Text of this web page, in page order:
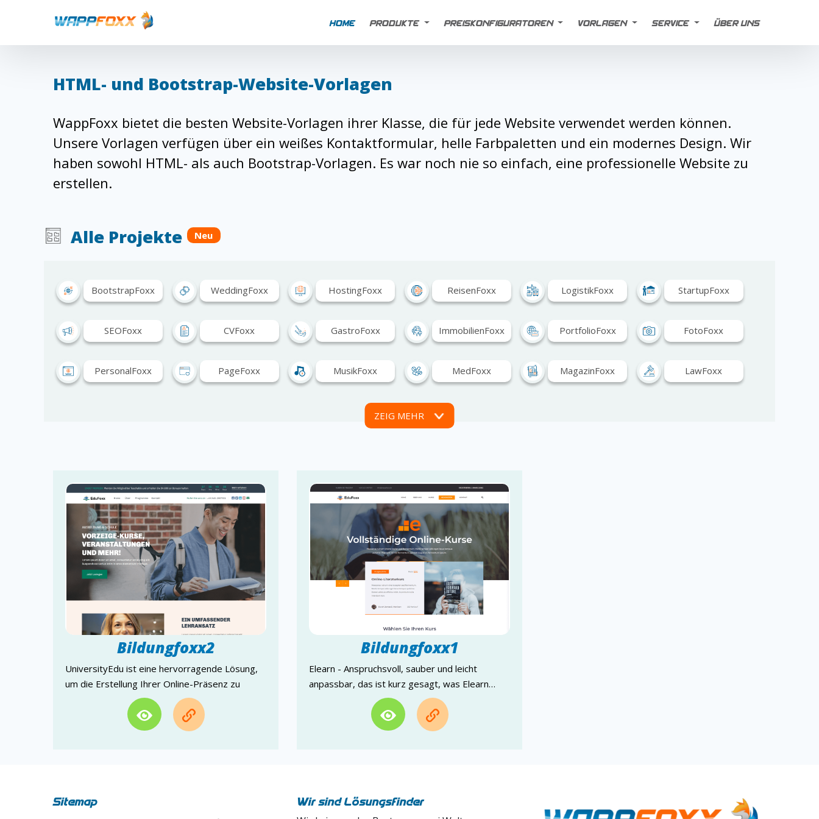
HOME PRODUKTE PREISKONFIGURATOREN VORLAGEN SERVICE ÜBER UNS
HTML- und Bootstrap-Website-Vorlagen
WappFoxx bietet die besten Website-Vorlagen ihrer Klasse, die für jede Website verwendet werden können.
Unsere Vorlagen verfügen über ein weißes Kontaktformular, helle Farbpaletten und ein modernes Design. Wir
haben sowohl HTML- als auch Bootstrap-Vorlagen. Es war noch nie so einfach, eine professionelle Website zu
erstellen.
Alle Projekte Neu
BootstrapFoxx WeddingFoxx HostingFoxx ReisenFoxx LogistikFoxx StartupFoxx
SEOFoxx CVFoxx GastroFoxx ImmobilienFoxx PortfolioFoxx FotoFoxx
PersonalFoxx PageFoxx MusikFoxx MedFoxx MagazinFoxx LawFoxx
DesignFoxx IndustrieFoxx
BildungFoxx CommerceFoxx VerzeichnisFoxx KreativFoxx
ChurchFoxx CharityFoxx BlogFoxx FriseurFoxx
ZEIG MEHR
Bildungfoxx2
UniversityEdu ist eine hervorragende Lösung,
um die Erstellung Ihrer Online-Präsenz zu
Bildungfoxx1
Elearn - Anspruchsvoll, sauber und leicht
anpassbar, das ist kurz gesagt, was Elearn…
Sitemap Wir sind Lösungsfinder